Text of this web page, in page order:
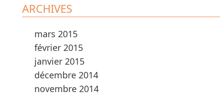
ARCHIVES
mars 2015
février 2015
janvier 2015
décembre 2014
novembre 2014